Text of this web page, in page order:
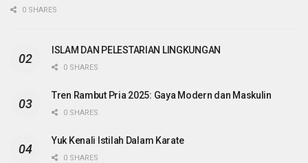
0 SHARES
ISLAM DAN PELESTARIAN LINGKUNGAN
0 SHARES
Tren Rambut Pria 2025: Gaya Modern dan Maskulin
0 SHARES
Yuk Kenali Istilah Dalam Karate
0 SHARES